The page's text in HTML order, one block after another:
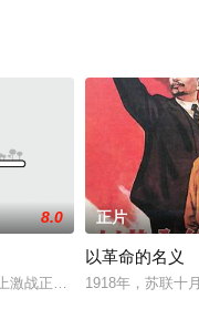
8.0
激战正酣，东北民主联军已
正片
以革命的名义
1918年，苏联十